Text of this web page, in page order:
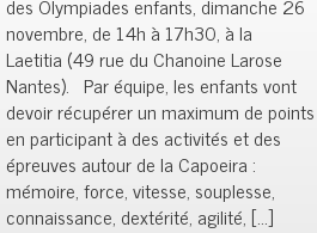
novembre, de 14h à 17h30, à la
Laetitia (49 rue du Chanoine Larose
Nantes). Par équipe, les enfants vont
devoir récupérer un maximum de points
en participant à des activités et des
épreuves autour de la Capoeira :
mémoire, force, vitesse, souplesse,
connaissance, dextérité, agilité, […]